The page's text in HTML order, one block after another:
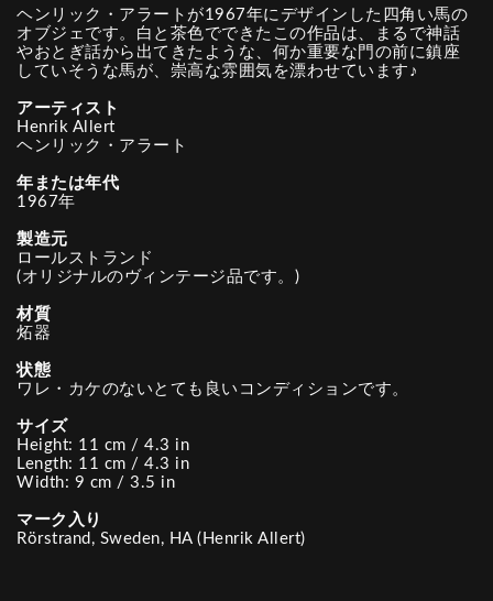
ヘンリック・アラートが1967年にデザインした四角い馬の
オブジェです。白と茶色でできたこの作品は、まるで神話
やおとぎ話から出てきたような、何か重要な門の前に鎮座
していそうな馬が、崇高な雰囲気を漂わせています♪
アーティスト
Henrik Allert
ヘンリック・アラート
年または年代
1967年
製造元
ロールストランド
(オリジナルのヴィンテージ品です。)
材質
炻器
状態
ワレ・カケのないとても良いコンディションです。
サイズ
Height: 11 cm / 4.3 in
Length: 11 cm / 4.3 in
Width: 9 cm / 3.5 in
マーク入り
Rörstrand, Sweden, HA (Henrik Allert)